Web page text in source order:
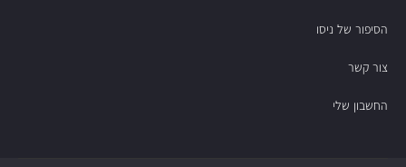
הסיפור של ניסו
צור קשר
החשבון שלי